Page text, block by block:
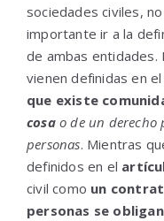
sociedades civiles,
importante ir a la
de ambas entidades.
vienen definidas en
que existe
cosao de un derecho
personas. Mientras
definidos en el
civil como un
personas se